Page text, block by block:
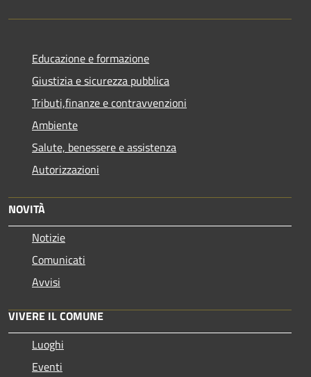
Educazione e formazione
Giustizia e sicurezza pubblica
Tributi,finanze e contravvenzioni
Ambiente
Salute, benessere e assistenza
Autorizzazioni
NOVITÀ
Notizie
Comunicati
Avvisi
VIVERE IL COMUNE
Luoghi
Eventi